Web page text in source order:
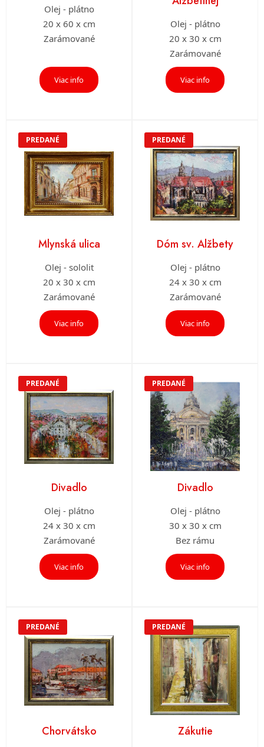
Olej - plátno
20 x 60 x cm
Zarámované
Viac info
Olej - plátno
20 x 30 x cm
Zarámované
Viac info
PREDANÉ
Mlynská ulica
Olej - sololit
20 x 30 x cm
Zarámované
Viac info
PREDANÉ
Dóm sv. Alžbety
Olej - plátno
24 x 30 x cm
Zarámované
Viac info
PREDANÉ
Divadlo
Olej - plátno
24 x 30 x cm
Zarámované
Viac info
PREDANÉ
Divadlo
Olej - plátno
30 x 30 x cm
Bez rámu
Viac info
PREDANÉ
Chorvátsko
PREDANÉ
Zákutie